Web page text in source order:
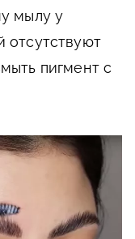
мылу у
отсутствуют
пигмент с